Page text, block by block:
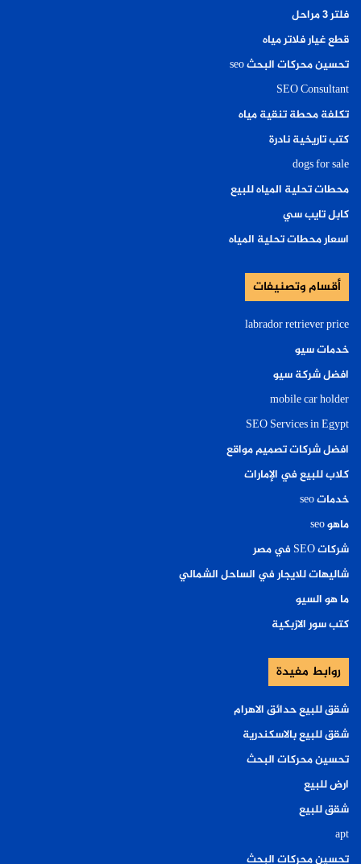
فلتر ٣ مراحل
قطع غيار فلاتر مياه
تحسين محركات البحث seo
SEO Consultant
تكلفة محطة تنقية مياه
كتب تاريخية نادرة
dogs for sale
محطات تحلية المياه للبيع
كابل تايب سي
اسعار محطات تحلية المياه
أقسام وتصنيفات
labrador retriever price
خدمات سيو
افضل شركة سيو
mobile car holder
SEO Services in Egypt
افضل شركات تصميم مواقع
كلاب للبيع في الإمارات
خدمات seo
ماهو seo
شركات SEO في مصر
شاليهات للايجار في الساحل الشمالي
ما هو السيو
كتب سور الازبكية
روابط مفيدة
شقق للبيع حدائق الاهرام
شقق للبيع بالاسكندرية
تحسين محركات البحث
ارض للبيع
شقق للبيع
apt
تحسين محركات البحث